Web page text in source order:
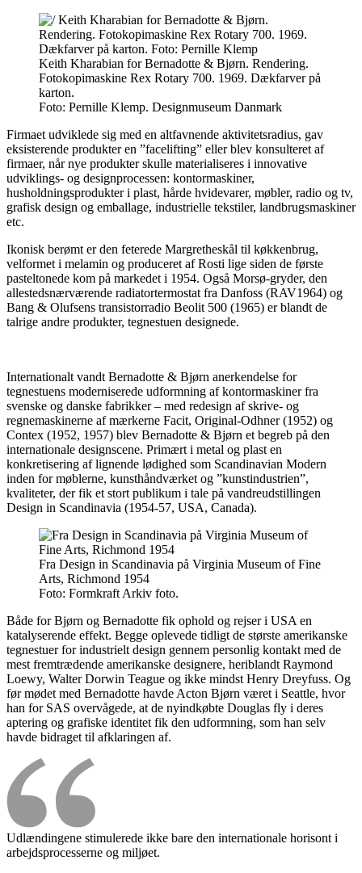
Keith Kharabian for Bernadotte & Bjørn. Rendering.
Fotokopimaskine Rex Rotary 700. 1969. Dækfarver på
karton.
Foto: Pernille Klemp. Designmuseum Danmark
Firmaet udviklede sig med en altfavnende aktivitetsradius, gav
eksisterende produkter en ”facelifting” eller blev konsulteret af
firmaer, når nye produkter skulle materialiseres i innovative
udviklings- og designprocessen: kontormaskiner,
husholdningsprodukter i plast, hårde hvidevarer, møbler, radio og tv,
grafisk design og emballage, industrielle tekstiler, landbrugsmaskiner
etc.
Ikonisk berømt er den feterede Margretheskål til køkkenbrug,
velformet i melamin og produceret af Rosti lige siden de første
pasteltonede kom på markedet i 1954. Også Morsø-gryder, den
allestedsnærværende radiatortermostat fra Danfoss (RAV1964) og
Bang & Olufsens transistorradio Beolit 500 (1965) er blandt de
talrige andre produkter, tegnestuen designede.
Internationalt vandt Bernadotte & Bjørn anerkendelse for
tegnestuens moderniserede udformning af kontormaskiner fra
svenske og danske fabrikker – med redesign af skrive- og
regnemaskinerne af mærkerne Facit, Original-Odhner (1952) og
Contex (1952, 1957) blev Bernadotte & Bjørn et begreb på den
internationale designscene. Primært i metal og plast en
konkretisering af lignende lødighed som Scandinavian Modern
inden for møblerne, kunsthåndværket og ”kunstindustrien”,
kvaliteter, der fik et stort publikum i tale på vandreudstillingen
Design in Scandinavia (1954-57, USA, Canada).
Fra Design in Scandinavia på Virginia Museum of Fine
Arts, Richmond 1954
Foto: Formkraft Arkiv foto.
Både for Bjørn og Bernadotte fik ophold og rejser i USA en
katalyserende effekt. Begge oplevede tidligt de største amerikanske
tegnestuer for industrielt design gennem personlig kontakt med de
mest fremtrædende amerikanske designere, heriblandt Raymond
Loewy, Walter Dorwin Teague og ikke mindst Henry Dreyfuss. Og
før mødet med Bernadotte havde Acton Bjørn været i Seattle, hvor
han for SAS overvågede, at de nyindkøbte Douglas fly i deres
aptering og grafiske identitet fik den udformning, som han selv
havde bidraget til afklaringen af.
Udlændingene stimulerede ikke bare den internationale horisont i
arbejdsprocesserne og miljøet.